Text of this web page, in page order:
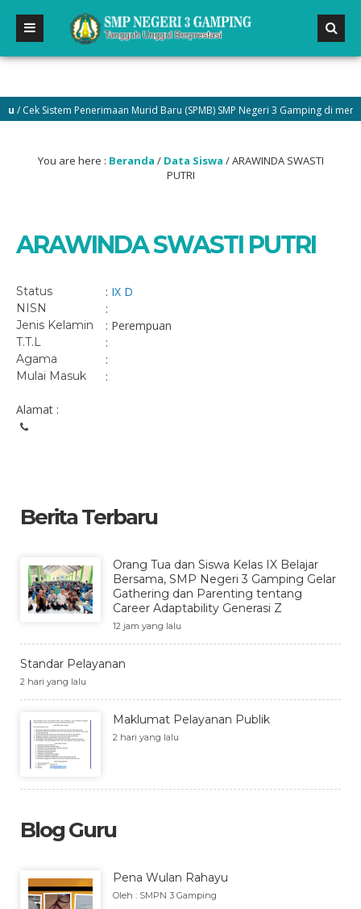
/ Cek Sistem Penerimaan Murid Baru (SPMB) SMP Negeri 3 Gamping di
You are here : Beranda / Data Siswa /ARAWINDA SWASTI
PUTRI
ARAWINDA SWASTI PUTRI
Status : IX D
NISN :
Jenis Kelamin : Perempuan
T.T.L :
Agama :
Mulai Masuk :
Alamat :
Berita Terbaru
Orang Tua dan Siswa Kelas IX Belajar
Bersama, SMP Negeri 3 Gamping Gelar
Gathering dan Parenting tentang
Career Adaptability Generasi Z
12 jam yang lalu
Standar Pelayanan
2 hari yang lalu
Maklumat Pelayanan Publik
2 hari yang lalu
Blog Guru
Pena Wulan Rahayu
Oleh : SMPN 3 Gamping